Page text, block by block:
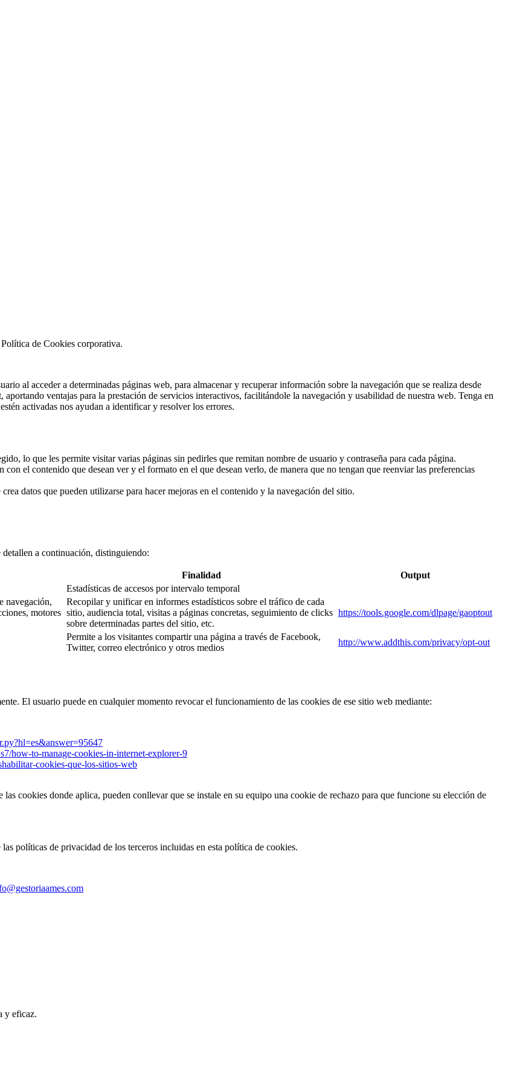
de Cookies corporativa.
al acceder a determinadas páginas web, para almacenar y recuperar información sobre la navegación que se realiza desde
ventajas para la prestación de servicios interactivos, facilitándole la navegación y usabilidad de nuestra web. Tenga en
activadas nos ayudan a identificar y resolver los errores.
lo que les permite visitar varias páginas sin pedirles que remitan nombre de usuario y contraseña para cada página.
el contenido que desean ver y el formato en el que desean verlo, de manera que no tengan que reenviar las preferencias
datos que pueden utilizarse para hacer mejoras en el contenido y la navegación del sitio.
a continuación, distinguiendo:
Finalidad
Output
Estadísticas de accesos por intervalo temporal
navegación,
motores
Recopilar y unificar en informes estadísticos sobre el tráfico de cada
sitio, audiencia total, visitas a páginas concretas, seguimiento de clicks
sobre determinadas partes del sitio, etc.
https://tools.google.com/dlpage/gaoptout
Permite a los visitantes compartir una página a través de Facebook,
Twitter, correo electrónico y otros medios
http://www.addthis.com/privacy/opt-out
El usuario puede en cualquier momento revocar el funcionamiento de las cookies de ese sitio web mediante:
how-to-manage-cookies-in-internet-explorer-9
cookies-que-los-sitios-web
cookies donde aplica, pueden conllevar que se instale en su equipo una cookie de rechazo para que funcione su elección de
políticas de privacidad de los terceros incluidas en esta política de cookies.
y eficaz.